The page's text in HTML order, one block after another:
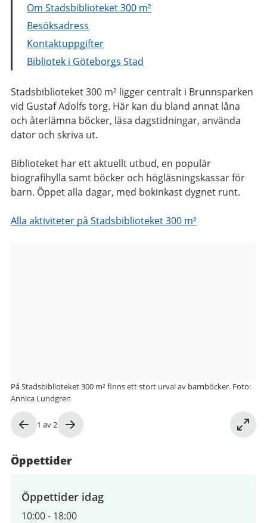
Om Stadsbiblioteket 300 m²
Besöksadress
Kontaktuppgifter
Bibliotek i Göteborgs Stad
Stadsbiblioteket 300 m² ligger centralt i Brunnsparken
vid Gustaf Adolfs torg. Här kan du bland annat låna
och återlämna böcker, läsa dagstidningar, använda
dator och skriva ut.
Biblioteket har ett aktuellt utbud, en populär
biografihylla samt böcker och högläsningskassar för
barn. Öppet alla dagar, med bokinkast dygnet runt.
Alla aktiviteter på Stadsbiblioteket 300 m²
Bild
2
1 av 2
På Stadsbiblioteket 300 m² finns ett stort urval av barnböcker. Foto:
Annica Lundgren
Öppettider
Öppettider idag
10:00- 18:00